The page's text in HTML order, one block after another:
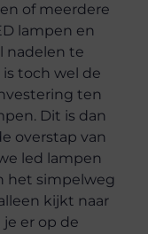
of meerdere
lampen en
nadelen te
toch wel de
ten
Dit is dan
overstap van
led lampen
het simpelweg
kijkt naar
je er op de